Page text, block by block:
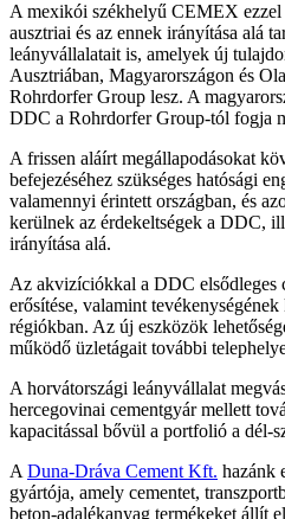
A mexikói székhelyű CEMEX ezzel
ausztriai és az ennek irányítása alá
leányvállalatait is, amelyek új
Ausztriában, Magyarországon és
Rohrdorfer Group lesz. A
DDC a Rohrdorfer Group-tól fogja
A frissen aláírt megállapodásokat
befejezéséhez szükséges hatósági
valamennyi érintett országban, és
kerülnek az érdekeltségek a DDC,
irányítása alá.
Az akvizíciókkal a DDC elsődleges
erősítése, valamint
régiókban. Az új eszközök
működő üzletágait további
A horvátországi leányvállalat
hercegovinai cementgyár mellett
kapacitással bővül a portfolió a dél-
A Duna-Dráva Cement Kft. hazánk
gyártója, amely cementet,
beton-adalékanyag termékeket állít